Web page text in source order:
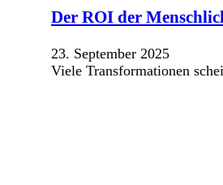
Der ROI der
23. September 2025
Viele Transformationen